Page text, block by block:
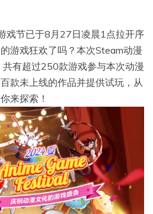
戏节已于8月27日凌晨1点拉开序
游戏狂欢了吗？本次Steam动漫
有超过250款游戏参与本次动漫
款未上线的作品并提供试玩，从
来探索！